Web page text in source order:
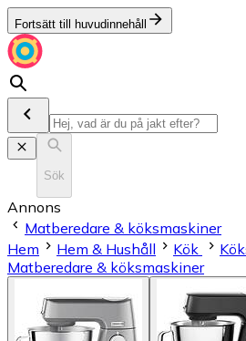
Fortsätt till huvudinnehåll
Sök
Annons
Matberedare & köksmaskiner
Hem
Hem & Hushåll Kök
Matberedare & köksmaskiner